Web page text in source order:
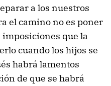
a los nuestros
el camino no es poner
que la
cuando los hijos se
habrá lamentos
de que se habrá